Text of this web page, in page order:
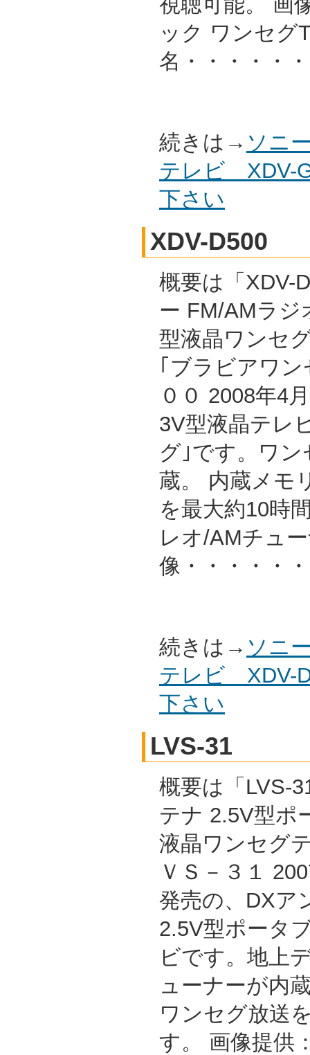
ック ワンセグ
名・・・・・
続きは→ ソニ
テレビ XDV-
下さい
XDV-D500
概要は「XDV-
ー FM/AMラジ
型液晶ワンセ
｢ブラビアワ
００ 2008年4
3V型液晶テレ
グ｣です。ワ
蔵。 内蔵メモ
を最大約10時
レオ/AMチュ
像・・・・・
続きは→ ソニ
テレビ XDV-
下さい
LVS-31
概要は「LVS-
テナ 2.5V型ポ
液晶ワンセグ
ＶＳ－３１
発売の、DXア
2.5V型ポータ
ビです。地上
ューナーが内
ワンセグ放送
す。 画像提供